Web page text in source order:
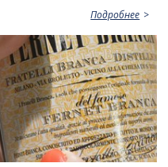
Подробнее